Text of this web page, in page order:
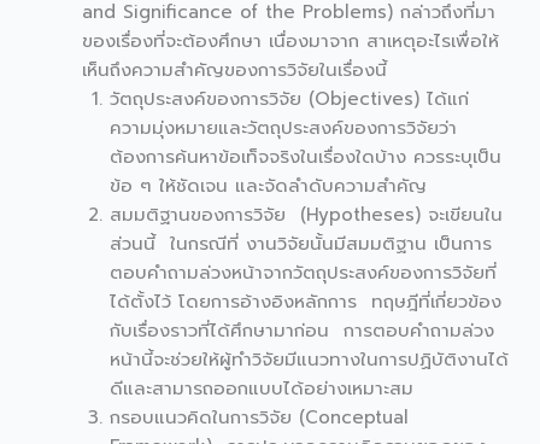
and Significance of the Problems) กล่าวถึงที่มา
ของเรื่องที่จะต้องศึกษา เนื่องมาจาก สาเหตุอะไรเพื่อให้
เห็นถึงความสำคัญของการวิจัยในเรื่องนี้
วัตถุประสงค์ของการวิจัย (Objectives) ได้แก่
ความมุ่งหมายและวัตถุประสงค์ของการวิจัยว่า
ต้องการค้นหาข้อเท็จจริงในเรื่องใดบ้าง ควรระบุเป็น
ข้อ ๆ ให้ชัดเจน และจัดลำดับความสำคัญ
สมมติฐานของการวิจัย (Hypotheses) จะเขียนใน
ส่วนนี้ ในกรณีที่ งานวิจัยนั้นมีสมมติฐาน เป็นการ
ตอบคำถามล่วงหน้าจากวัตถุประสงค์ของการวิจัยที่
ได้ตั้งไว้ โดยการอ้างอิงหลักการ ทฤษฎีที่เกี่ยวข้อง
กับเรื่องราวที่ได้ศึกษามาก่อน การตอบคำถามล่วง
หน้านี้จะช่วยให้ผู้ทำวิจัยมีแนวทางในการปฏิบัติงานได้
ดีและสามารถออกแบบได้อย่างเหมาะสม
กรอบแนวคิดในการวิจัย (Conceptual